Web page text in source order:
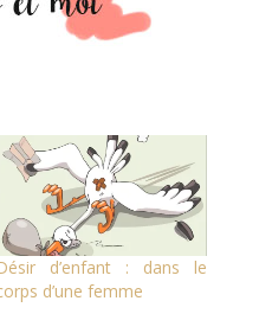
d’enfant : dans le
d’une femme